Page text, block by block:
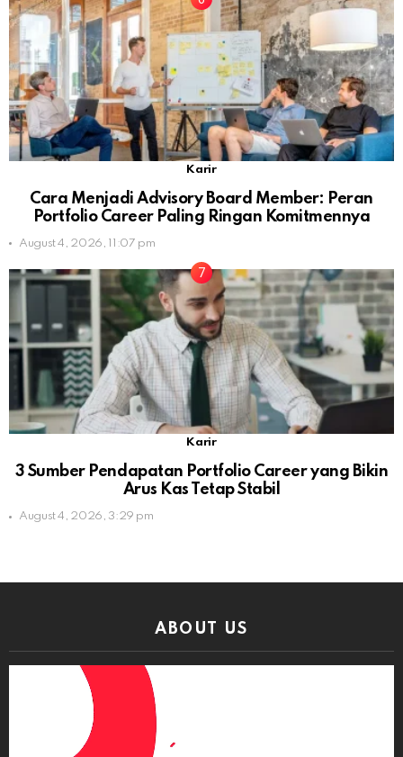
Karir
Cara Menjadi Advisory Board Member: Peran
Portfolio Career Paling Ringan Komitmennya
August 4, 2026, 11:07 pm
Karir
3 Sumber Pendapatan Portfolio Career yang Bikin
Arus Kas Tetap Stabil
August 4, 2026, 3:29 pm
ABOUT US